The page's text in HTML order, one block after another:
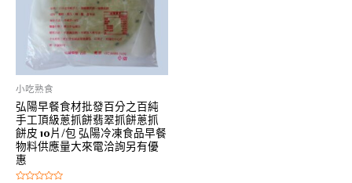
小吃熟食
弘陽早餐食材批發百分之百純
手工頂級蔥抓餅翡翠抓餅蔥抓
餅皮 10片/包 弘陽冷凍食品早餐
物料供應量大來電洽詢另有優
惠